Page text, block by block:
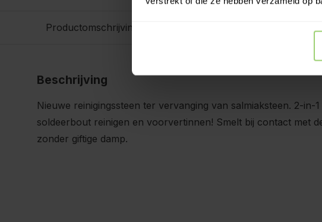
Productomschrijving
Beschrijving
Nieuwe reinigingssteen ter vervanging van salmiaksteen. 2-in-
soldeerbout reinigen en voorvertinnen! Smelt bij contact met
zonder giftige damp.